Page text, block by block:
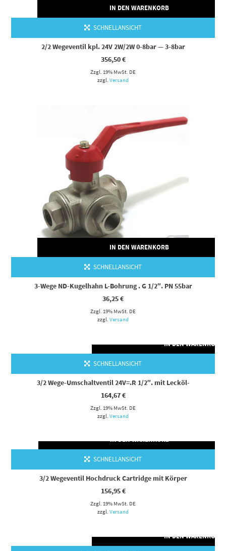
IN DEN WARENKORB
SCHNELLANSICHT
2/2 Wegeventil kpl. 24V 2W/2W 0-8bar — 3-8bar
356,50€
Zzgl. 19% MwSt. DE
zzgl. Versand
IN DEN WARENKORB
SCHNELLANSICHT
3-Wege ND-Kugelhahn L-Bohrung . G 1/2″. PN 55bar
36,25€
Zzgl. 19% MwSt. DE
zzgl. Versand
IN DEN WARENKORB
SCHNELLANSICHT
3/2 Wege-Umschaltventil 24V=.R 1/2″. mit Lecköl-
164,67€
Zzgl. 19% MwSt. DE
zzgl. Versand
SCHNELLANSICHT
3/2 Wegeventil Hochdruck Cartridge mit Körper
156,95€
Zzgl. 19% MwSt. DE
zzgl. Versand
IN DEN WARENKORB